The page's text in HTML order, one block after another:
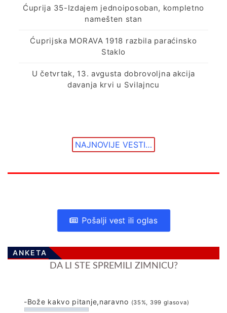
Ćuprija 35-Izdajem jednoiposoban, kompletno
namešten stan
Ćuprijska MORAVA 1918 razbila paraćinsko
Staklo
U četvrtak, 13. avgusta dobrovoljna akcija
davanja krvi u Svilajncu
NAJNOVIJE VESTI…
Pošalji vest ili oglas
ANKETA
DA LI STE SPREMILI ZIMNICU?
-Bože kakvo pitanje,naravno (35%, 399 glasova)